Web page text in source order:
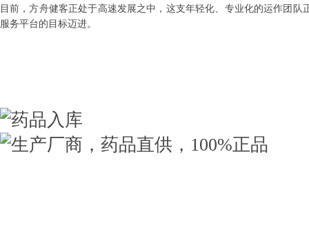
目前，方舟健客正处于高速发展之中，这支年轻化、专业化的运作团
服务平台的目标迈进。